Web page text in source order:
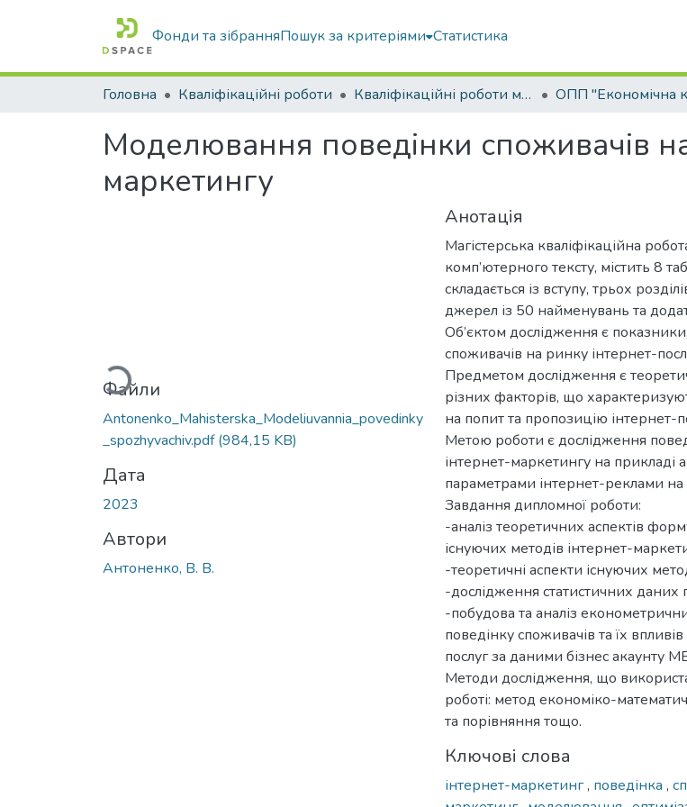
Фонди та зібранняПошук за критеріями Статистика
Головна Кваліфікаційні роботи Кваліфікаційні роботи магістрів
Моделювання поведінки споживачів
маркетингу
Вантажиться...
Файли
Antonenko_Mahisterska_Modeliuvannia_povedinky
_spozhyvachiv.pdf(984,15 KB)
Дата
2023
Автори
Антоненко, В. В.
Анотація
Магістерська кваліфікаційна
комп’ютерного тексту, містить 8
складається із вступу, трьох
джерел із 50 найменувань та
Об’єктом дослідження є
споживачів на ринку інтернет-
Предметом дослідження є
різних факторів, що
на попит та пропозицію інтернет-
Метою роботи є дослідження
інтернет-маркетингу на прикладі
параметрами інтернет-реклами на
Завдання дипломної роботи:
-аналіз теоретичних аспектів
існуючих методів інтернет-
-теоретичні аспекти існуючих
-дослідження статистичних даних
-побудова та аналіз
поведінку споживачів та їх
послуг за даними бізнес акаунту
Методи дослідження, що
роботі: метод економіко-
та порівняння тощо.
Ключові слова
інтернет-маркетинг, поведінка ,